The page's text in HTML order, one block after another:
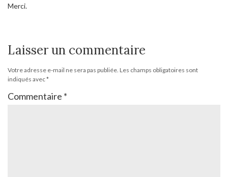
Merci.
Laisser un commentaire
Votre adresse e-mail ne sera pas publiée. Les champs obligatoires sont
indiqués avec*
Commentaire *